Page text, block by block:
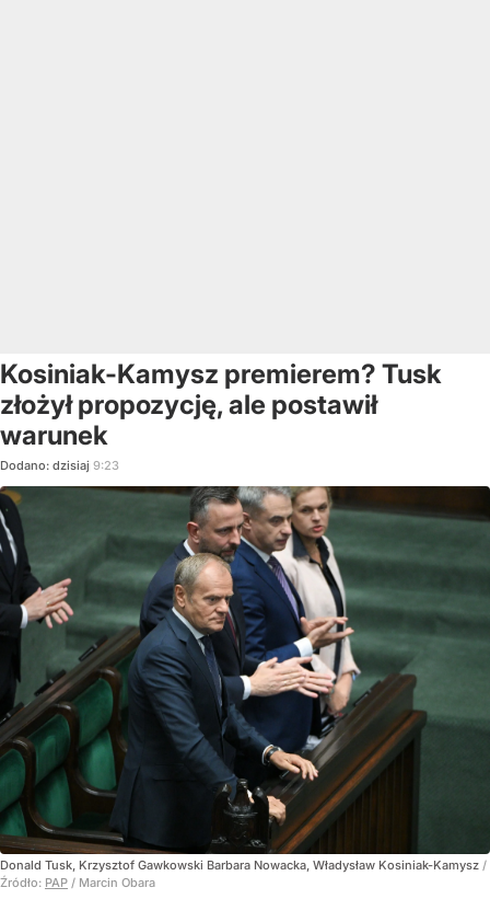
Kosiniak-Kamysz premierem? Tusk
złożył propozycję, ale postawił
warunek
Dodano: dzisiaj 9:23
Donald Tusk, Krzysztof Gawkowski Barbara Nowacka, Władysław Kosiniak-Kamysz /
Źródło: PAP / Marcin Obara